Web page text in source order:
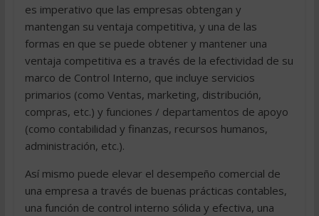
es imperativo que las empresas obtengan y
mantengan su ventaja competitiva, y una de las
formas en que se puede obtener y mantener una
ventaja competitiva es a través de la efectividad de su
marco de Control Interno, que incluye servicios
primarios (como Ventas, marketing, distribución,
compras, etc.) y funciones / departamentos de apoyo
(como contabilidad y finanzas, recursos humanos,
administración, etc.).
Así mismo puede elevar el desempeño comercial de
una empresa a través de buenas prácticas contables,
una función de control interno sólida y efectiva, una